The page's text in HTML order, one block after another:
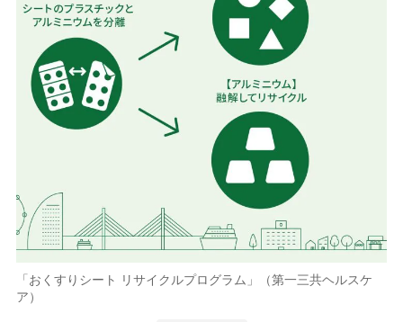
「おくすりシート リサイクルプログラム」（第一三共ヘルスケ
ア）